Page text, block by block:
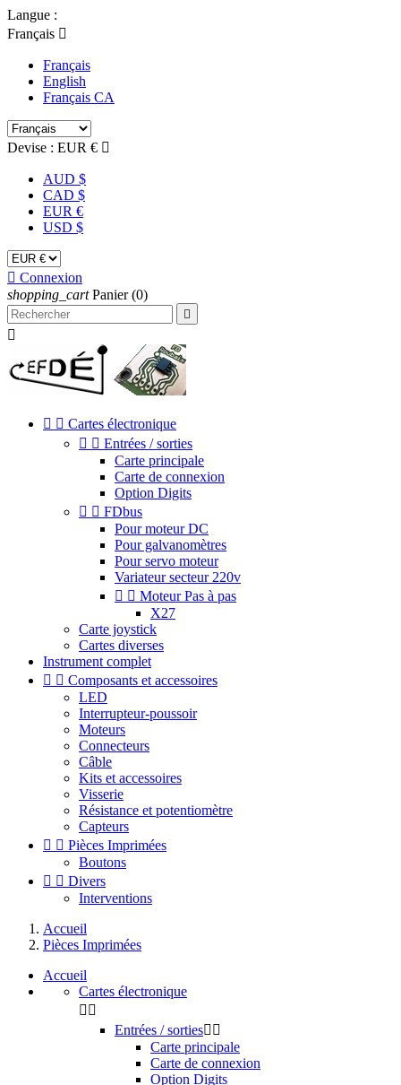
Langue :
Français 
Français
English
Français CA
Devise : EUR € 
AUD $
CAD $
EUR €
USD $
 Connexion
shopping_cart Panier (0)


  Cartes électronique
  Entrées / sorties
Carte principale
Carte de connexion
Option Digits
  FDbus
Pour moteur DC
Pour galvanomètres
Pour servo moteur
Variateur secteur 220v
  Moteur Pas à pas
X27
Carte joystick
Cartes diverses
Instrument complet
  Composants et accessoires
LED
Interrupteur-poussoir
Moteurs
Connecteurs
Câble
Kits et accessoires
Visserie
Résistance et potentiomètre
Capteurs
  Pièces Imprimées
Boutons
  Divers
Interventions
Accueil
Pièces Imprimées
Accueil
Cartes électronique
 
Entrées / sorties 
Carte principale
Carte de connexion
Option Digits